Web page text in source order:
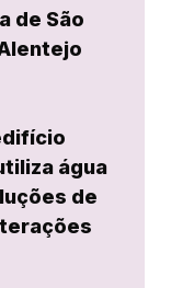
de São
água
de